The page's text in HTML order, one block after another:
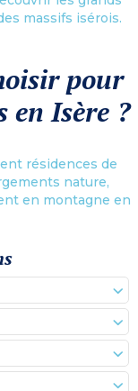
massifs isérois.
pour
en Isère ?
résidences de
nature,
en montagne en